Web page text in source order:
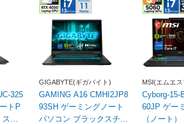
325
トP
ケ
GIGABYTE(ギガバイト)
GAMING A16 CMHI2JP8
93SH ゲーミングノート
パソコン ブラックスチー
MSI(エムエ
Cyborg-15-
60JP ゲー
（ノート